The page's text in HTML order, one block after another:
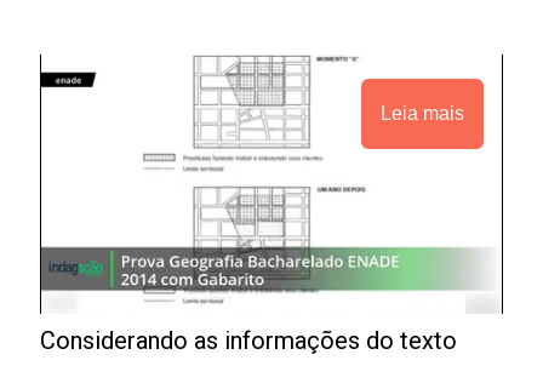
Leia mais
Considerando as informações do texto